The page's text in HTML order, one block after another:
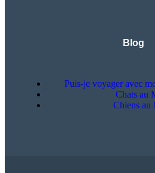
Blog
Puis-je voyager avec
Chats au
Chiens au